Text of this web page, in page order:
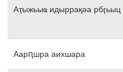
Аҭыжьыҩ идыррақәа рбӷьыц
Аарԥшра аихшара